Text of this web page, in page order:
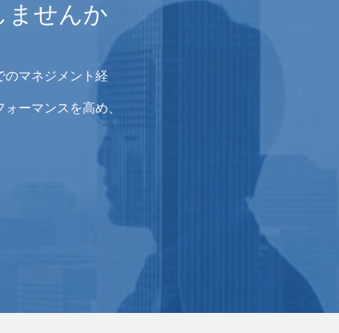
ませんか
のマネジメント経
ーマンスを高め、